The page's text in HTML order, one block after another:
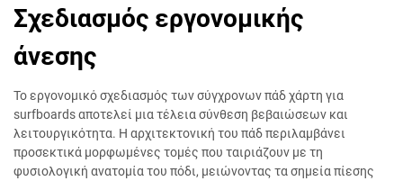
Σχεδιασμός εργονομικής
άνεσης
Το εργονομικό σχεδιασμός των σύγχρονων πάδ χάρτη για
surfboards αποτελεί μια τέλεια σύνθεση βεβαιώσεων και
λειτουργικότητα. Η αρχιτεκτονική του πάδ περιλαμβάνει
προσεκτικά μορφωμένες τομές που ταιριάζουν με τη
φυσιολογική ανατομία του πόδι, μειώνοντας τα σημεία πίεσης